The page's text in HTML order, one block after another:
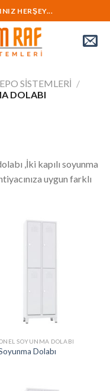
HERŞEY...
SİSTEMLERİ /
DOLABI
,İki kapılı soyunma
uygun farklı
SOYUNMA DOLABI
Dolabı